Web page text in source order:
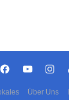
Über Uns